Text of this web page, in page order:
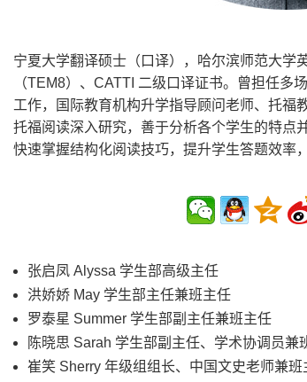
宁夏大学翻译硕士（口译），哈尔滨师范大学
（TEM8）、CATTI 二级口译证书。曾担任多
工作，国际教育机构升学指导顾问老师、托福
托福阅读深入研究，善于分析各个学生的特点
快速掌握结构化阅读技巧，提升学生答题效率
张启凤 Alyssa 学生部高级主任
洪娇娇 May 学生部主任兼班主任
罗泰星 Summer 学生部副主任兼班主任
陈晓思 Sarah 学生部副主任、学术协调员兼
崔笑 Sherry 年级组组长、中国文史老师兼班